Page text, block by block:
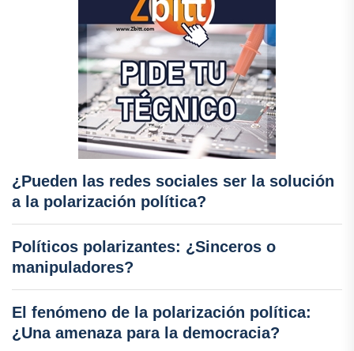
¿Pueden las redes sociales ser la solución
a la polarización política?
Políticos polarizantes: ¿Sinceros o
manipuladores?
El fenómeno de la polarización política:
¿Una amenaza para la democracia?